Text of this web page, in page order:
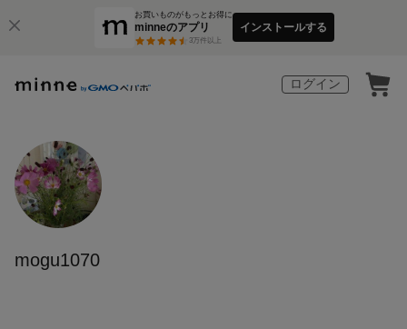
お買いものがもっとお得に
minneのアプリ
3万件以上
インストールする
ログイン
mogu1070